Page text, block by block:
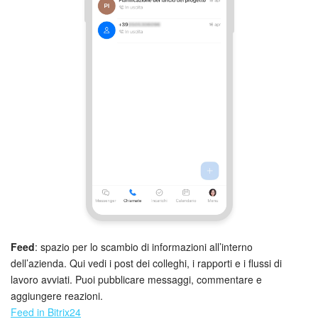
Feed: spazio per lo scambio di informazioni all’interno
dell’azienda. Qui vedi i post dei colleghi, i rapporti e i flussi di
lavoro avviati. Puoi pubblicare messaggi, commentare e
aggiungere reazioni.
Feed in Bitrix24